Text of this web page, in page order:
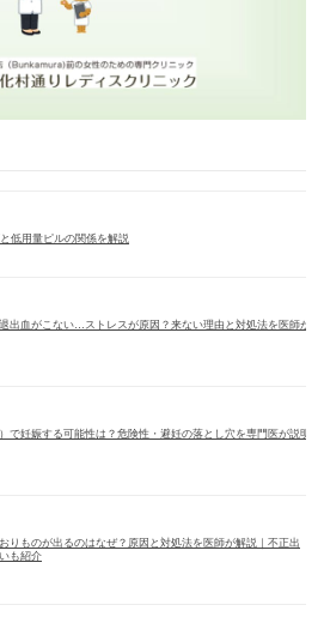
低用量ピルの関係を解説
出血がこない…ストレスが原因？来ない理由と対処法を医師が
で妊娠する可能性は？危険性・避妊の落とし穴を専門医が説明
りものが出るのはなぜ？原因と対処法を医師が解説｜不正出
も紹介